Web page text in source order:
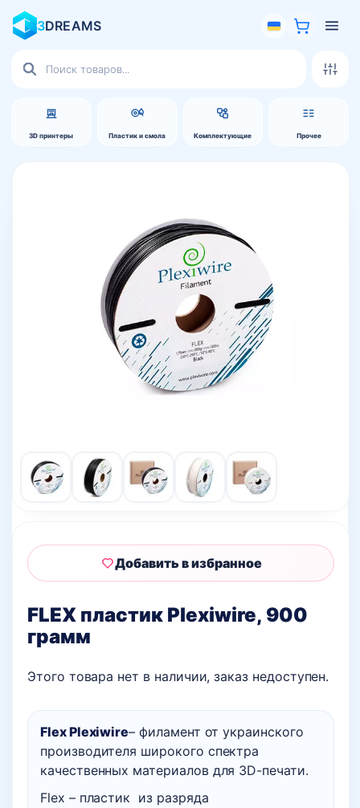
3DREAMS
3D принтеры Пластик и смола Комплектующие Прочее
товаров
FLEX пластик Plexiwire, 900
грамм
FlexPlexiwire– филамент от украинского
производителя широкого спектра
качественных материалов для 3D-печати.
Flex – пластик из разряда
Этого товара нет в наличии, заказ недоступен.
Добавить в избранное